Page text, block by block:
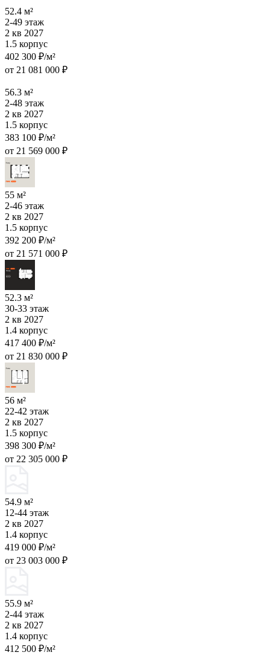
52.4 м²
2-49 этаж
2 кв 2027
1.5 корпус
402 300 ₽/м²
от 21 081 000 ₽
56.3 м²
2-48 этаж
2 кв 2027
1.5 корпус
383 100 ₽/м²
от 21 569 000 ₽
55 м²
2-46 этаж
2 кв 2027
1.5 корпус
392 200 ₽/м²
от 21 571 000 ₽
52.3 м²
30-33 этаж
2 кв 2027
1.4 корпус
417 400 ₽/м²
от 21 830 000 ₽
56 м²
22-42 этаж
2 кв 2027
1.5 корпус
398 300 ₽/м²
от 22 305 000 ₽
54.9 м²
12-44 этаж
2 кв 2027
1.4 корпус
419 000 ₽/м²
от 23 003 000 ₽
55.9 м²
2-44 этаж
2 кв 2027
1.4 корпус
412 500 ₽/м²